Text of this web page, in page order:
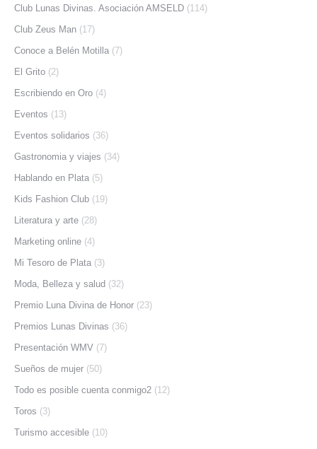
Club Lunas Divinas. Asociación AMSELD (114)
Club Zeus Man (17)
Conoce a Belén Motilla (7)
El Grito (2)
Escribiendo en Oro (4)
Eventos (13)
Eventos solidarios (36)
Gastronomia y viajes (34)
Hablando en Plata (5)
Kids Fashion Club (19)
Literatura y arte (28)
Marketing online (4)
Mi Tesoro de Plata (3)
Moda, Belleza y salud (32)
Premio Luna Divina de Honor (23)
Premios Lunas Divinas (36)
Presentación WMV (7)
Sueños de mujer (50)
Todo es posible cuenta conmigo2 (12)
Toros (3)
Turismo accesible (10)